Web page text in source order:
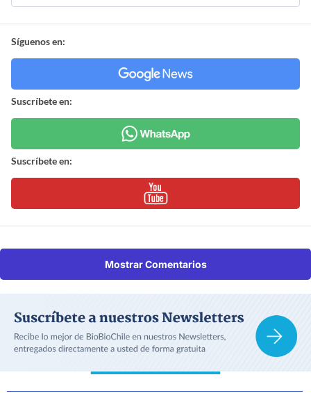
Síguenos en:
Suscríbete en:
Suscríbete en:
Mostrar Comentarios